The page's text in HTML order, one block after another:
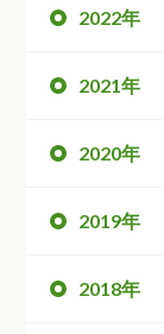
2022年
2021年
2020年
2019年
2018年